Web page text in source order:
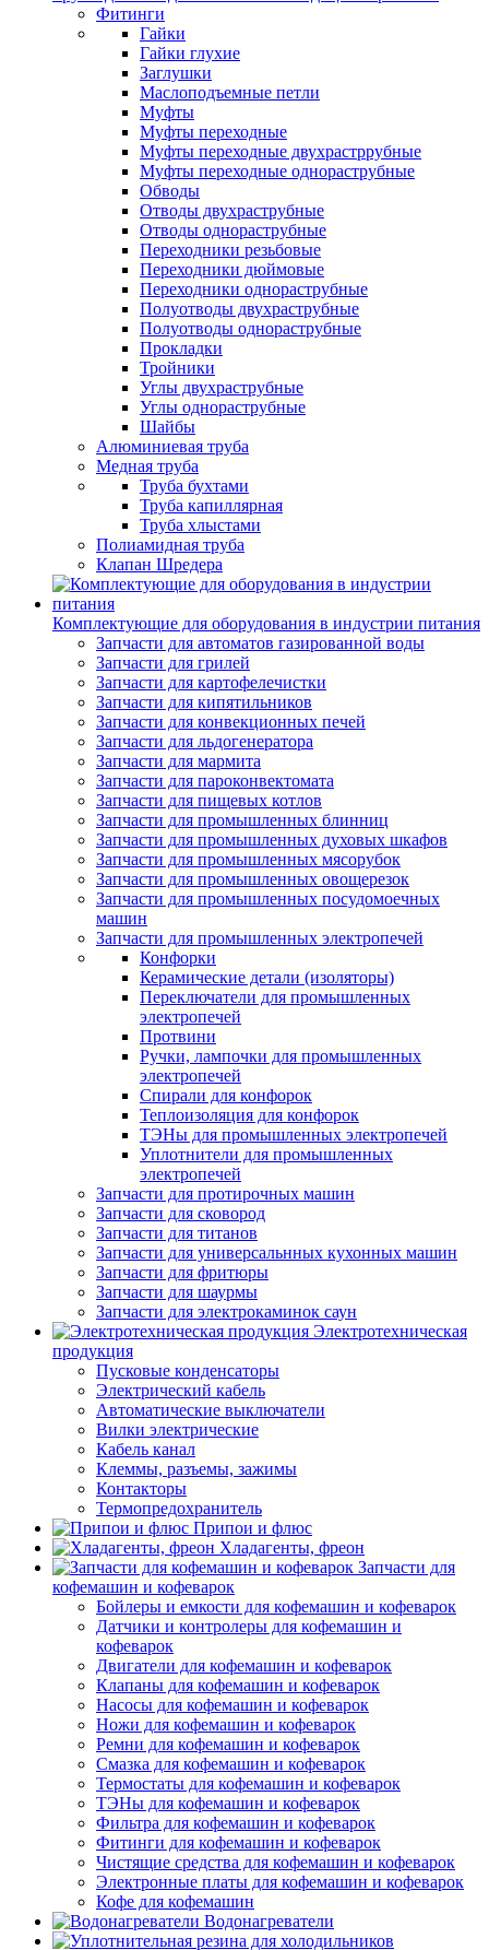
Фитинги
Гайки
Гайки глухие
Заглушки
Маслоподъемные петли
Муфты
Муфты переходные
Муфты переходные двухрастррубные
Муфты переходные однораструбные
Обводы
Отводы двухраструбные
Отводы однораструбные
Переходники резьбовые
Переходники дюймовые
Переходники однораструбные
Полуотводы двухраструбные
Полуотводы однораструбные
Прокладки
Тройники
Углы двухраструбные
Углы однораструбные
Шайбы
Алюминиевая труба
Медная труба
Труба бухтами
Труба капиллярная
Труба хлыстами
Полиамидная труба
Клапан Шредера
Комплектующие для оборудования в индустрии питания
Запчасти для автоматов газированной воды
Запчасти для грилей
Запчасти для картофелечистки
Запчасти для кипятильников
Запчасти для конвекционных печей
Запчасти для льдогенератора
Запчасти для мармита
Запчасти для пароконвектомата
Запчасти для пищевых котлов
Запчасти для промышленных блинниц
Запчасти для промышленных духовых шкафов
Запчасти для промышленных мясорубок
Запчасти для промышленных овощерезок
Запчасти для промышленных посудомоечных
машин
Запчасти для промышленных электропечей
Конфорки
Керамические детали (изоляторы)
Переключатели для промышленных
электропечей
Протвини
Ручки, лампочки для промышленных
электропечей
Спирали для конфорок
Теплоизоляция для конфорок
ТЭНы для промышленных электропечей
Уплотнители для промышленных
электропечей
Запчасти для протирочных машин
Запчасти для сковород
Запчасти для титанов
Запчасти для универсальнных кухонных машин
Запчасти для фритюры
Запчасти для шаурмы
Запчасти для электрокаминок саун
Электротехническая
продукция
Пусковые конденсаторы
Электрический кабель
Автоматические выключатели
Вилки электрические
Кабель канал
Клеммы, разъемы, зажимы
Контакторы
Термопредохранитель
Припои и флюс
Хладагенты, фреон
Запчасти для
кофемашин и кофеварок
Бойлеры и емкости для кофемашин и кофеварок
Датчики и контролеры для кофемашин и
кофеварок
Двигатели для кофемашин и кофеварок
Клапаны для кофемашин и кофеварок
Насосы для кофемашин и кофеварок
Ножи для кофемашин и кофеварок
Ремни для кофемашин и кофеварок
Смазка для кофемашин и кофеварок
Термостаты для кофемашин и кофеварок
ТЭНы для кофемашин и кофеварок
Фильтра для кофемашин и кофеварок
Фитинги для кофемашин и кофеварок
Чистящие средства для кофемашин и кофеварок
Электронные платы для кофемашин и кофеварок
Кофе для кофемашин
Водонагреватели